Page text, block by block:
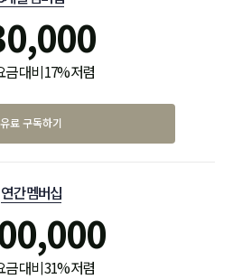
금 대비 17% 저렴
유료 구독하기
연간 멤버십
금 대비 31% 저렴